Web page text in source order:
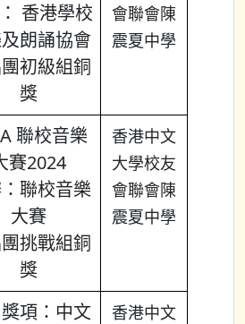
香港學校
朗誦協會
初級組銅
獎
會聯會陳
震夏中學
聯校音樂
賽2024
聯校音樂
大賽
挑戰組銅
獎
香港中文
大學校友
會聯會陳
震夏中學
項：中文
香港中文